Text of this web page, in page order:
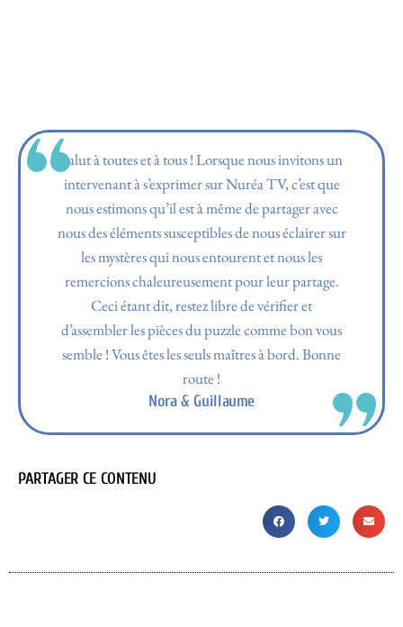
Salut à toutes et à tous ! Lorsque nous invitons un
intervenant à s’exprimer sur Nuréa TV, c’est que
nous estimons qu’il est à même de partager avec
nous des éléments susceptibles de nous éclairer sur
les mystères qui nous entourent et nous les
remercions chaleureusement pour leur partage.
Ceci étant dit, restez libre de vérifier et
d’assembler les pièces du puzzle comme bon vous
semble ! Vous êtes les seuls maîtres à bord. Bonne
route !
Nora & Guillaume
PARTAGER CE CONTENU